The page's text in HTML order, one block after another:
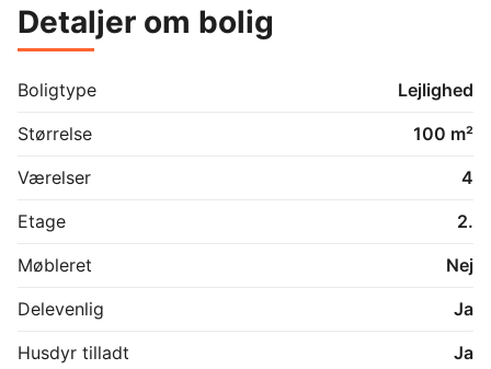
Detaljer om bolig
Boligtype
Lejlighed
Størrelse
100 m²
Værelser
4
Etage
2.
Møbleret
Nej
Delevenlig
Ja
Husdyr tilladt
Ja